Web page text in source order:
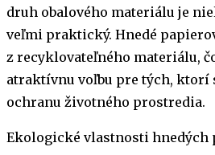
druh obalového materiálu je
veľmi praktický. Hnedé
z recyklovateľného materiálu,
atraktívnu voľbu pre tých, ktorí
ochranu životného prostredia.
Ekologické vlastnosti hnedých